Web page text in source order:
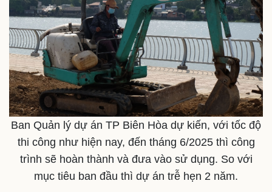
Thể thao
Bóng đá
Lịch thi đấu bóng đá
Thế giới thể thao
eSports
Hậu trường
Ô tô - Xe máy
Ô tô
Xe máy
Tư vấn
Ban Quản lý dự án TP Biên Hòa dự kiến, với tốc độ
thi công như hiện nay, đến tháng 6/2025 thì công
trình sẽ hoàn thành và đưa vào sử dụng. So với
mục tiêu ban đầu thì dự án trễ hẹn 2 năm.